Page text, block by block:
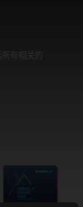
有相关的